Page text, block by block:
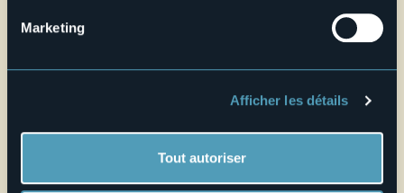
Marketing
Afficher les détails
Tout autoriser